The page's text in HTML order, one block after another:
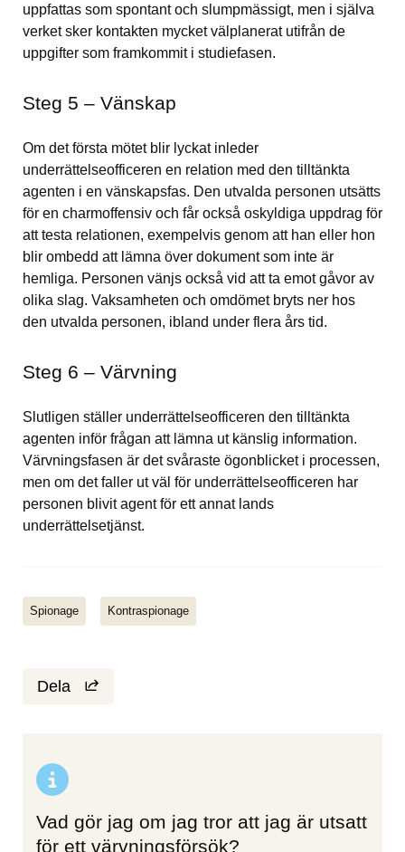
uppfattas som spontant och slumpmässigt, men i själva
verket sker kontakten mycket välplanerat utifrån de
uppgifter som framkommit i studiefasen.
Steg 5 – Vänskap
Om det första mötet blir lyckat inleder
underrättelseofficeren en relation med den tilltänkta
agenten i en vänskapsfas. Den utvalda personen utsätts
för en charmoffensiv och får också oskyldiga uppdrag för
att testa relationen, exempelvis genom att han eller hon
blir ombedd att lämna över dokument som inte är
hemliga. Personen vänjs också vid att ta emot gåvor av
olika slag. Vaksamheten och omdömet bryts ner hos
den utvalda personen, ibland under flera års tid.
Steg 6 – Värvning
Slutligen ställer underrättelseofficeren den tilltänkta
agenten inför frågan att lämna ut känslig information.
Värvningsfasen är det svåraste ögonblicket i processen,
men om det faller ut väl för underrättelseofficeren har
personen blivit agent för ett annat lands
underrättelsetjänst.
Spionage Kontraspionage
Dela
Vad gör jag om jag tror att jag är utsatt
för ett värvningsförsök?